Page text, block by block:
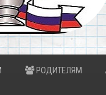
РОДИТЕЛЯМ